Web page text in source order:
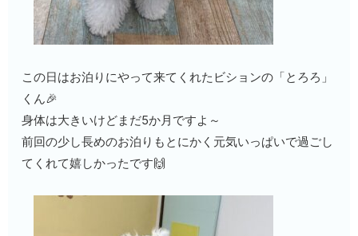
この日はお泊りにやって来てくれたビションの「とろろ」
くん🎉
身体は大きいけどまだ5か月ですよ～
前回の少し長めのお泊りもとにかく元気いっぱいで過ごし
てくれて嬉しかったです🙌